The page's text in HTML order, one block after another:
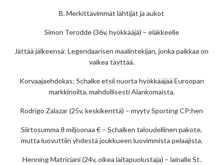
B. Merkittävimmät lähtijät ja aukot
Simon Terodde (36v, hyökkääjä) – eläkkeelle
Jättää jälkeensä: Legendaarisen maalintekijän, jonka paikkaa on
vaikea täyttää.
Korvaajaehdokas: Schalke etsii nuorta hyökkääjää Euroopan
markkinoilta, mahdollisesti Alankomaista.
Rodrigo Zalazar (25v, keskikenttä) – myyty Sporting CP:hen
Siirtosumma 8 miljoonaa € – Schalken taloudellinen pakote,
mutta luovuttiin yhdestä joukkueen luovimmista pelaajista.
Henning Matriciani (24v, oikea laitapuolustaja) – lainalle St.